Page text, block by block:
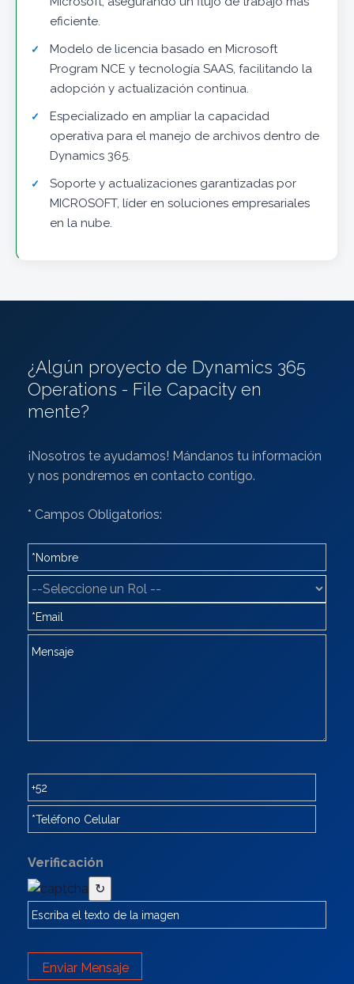
eficiente.
Modelo de licencia basado en Microsoft
Program NCE y tecnología SAAS, facilitando la
adopción y actualización continua.
Especializado en ampliar la capacidad
operativa para el manejo de archivos dentro de
Dynamics 365.
Soporte y actualizaciones garantizadas por
MICROSOFT, líder en soluciones empresariales
en la nube.
¿Algún proyecto de Dynamics 365
Operations - File Capacity en
mente?
¡Nosotros te ayudamos! Mándanos tu información
y nos pondremos en contacto contigo.
* Campos Obligatorios:
Verificación
↻
Enviar Mensaje